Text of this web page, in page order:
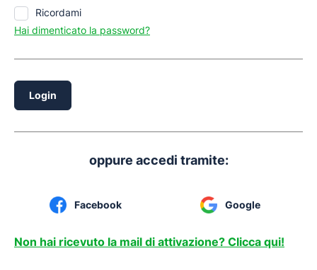
Ricordami
Hai dimenticato la password?
Login
oppure accedi tramite:
Facebook Google
Non hai ricevuto la mail di attivazione? Clicca qui!